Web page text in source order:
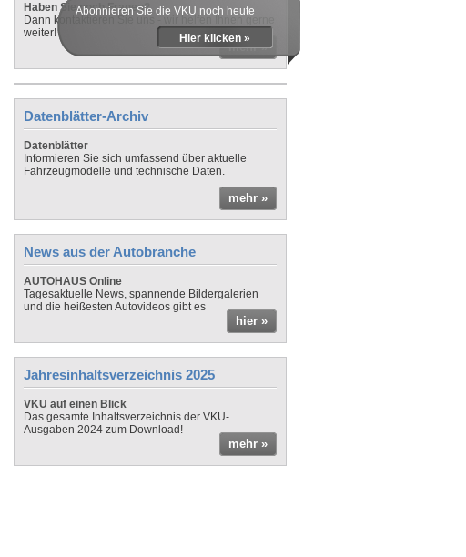
Haben Sie noch Fragen?
Dann kontaktieren Sie uns - wir helfen Ihnen gerne
weiter!
mehr »
Abonnieren Sie die VKU noch heute
Hier klicken »
Datenblätter-Archiv
Datenblätter
Informieren Sie sich umfassend über aktuelle
Fahrzeugmodelle und technische Daten.
mehr »
News aus der Autobranche
AUTOHAUS Online
Tagesaktuelle News, spannende Bildergalerien
und die heißesten Autovideos gibt es
hier »
Jahresinhaltsverzeichnis 2025
VKU auf einen Blick
Das gesamte Inhaltsverzeichnis der VKU-
Ausgaben 2024 zum Download!
mehr »